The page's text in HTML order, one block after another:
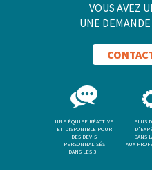
VOUS AVEZ
UNE
UNE ÉQUIPE RÉACTIVE
ET DISPONIBLE POUR
DES DEVIS
PERSONNALISÉS
DANS LES 3H
PLUS
DANS
AUX